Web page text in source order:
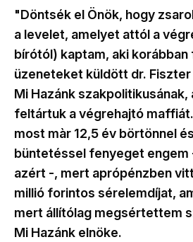
"Döntsék el Önök, hogy
a levelet, amelyet attól a
bírótól) kaptam, aki
üzeneteket küldött dr. Fiszter
Mi Hazánk szakpolitikusának,
feltártuk a végrehajtó
most màr 12,5 év börtönnel
büntetéssel fenyeget
azért -, mert aprópénzben
millió forintos sérelemdíjat,
mert állítólag megsértettem
Mi Hazánk elnöke.